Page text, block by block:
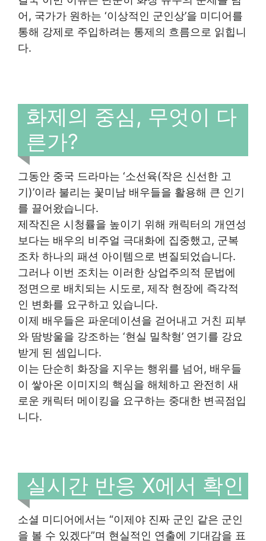
어, 국가가 원하는 ‘이상적인 군인상’을 미디어를
통해 강제로 주입하려는 통제의 흐름으로 읽힙니
다.
화제의 중심, 무엇이 다
른가?
그동안 중국 드라마는 ‘소선육(작은 신선한 고
기)’이라 불리는 꽃미남 배우들을 활용해 큰 인기
를 끌어왔습니다.
제작진은 시청률을 높이기 위해 캐릭터의 개연성
보다는 배우의 비주얼 극대화에 집중했고, 군복
조차 하나의 패션 아이템으로 변질되었습니다.
그러나 이번 조치는 이러한 상업주의적 문법에
정면으로 배치되는 시도로, 제작 현장에 즉각적
인 변화를 요구하고 있습니다.
이제 배우들은 파운데이션을 걷어내고 거친 피부
와 땀방울을 강조하는 ‘현실 밀착형’ 연기를 강요
받게 된 셈입니다.
이는 단순히 화장을 지우는 행위를 넘어, 배우들
이 쌓아온 이미지의 핵심을 해체하고 완전히 새
로운 캐릭터 메이킹을 요구하는 중대한 변곡점입
니다.
실시간 반응 X에서 확인
소셜 미디어에서는 “이제야 진짜 군인 같은 군인
을 볼 수 있겠다”며 현실적인 연출에 기대감을 표